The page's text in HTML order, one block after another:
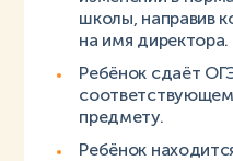
школы, направив
на имя директора.
Ребёнок сдаёт
предмету.
Ребёнок